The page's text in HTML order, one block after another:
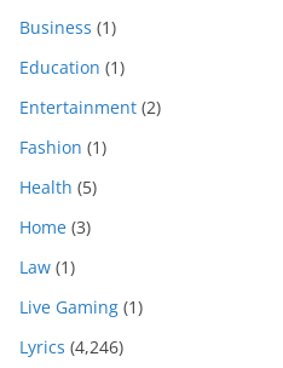
Business (1)
Education (1)
Entertainment (2)
Fashion (1)
Health (5)
Home (3)
Law (1)
Live Gaming (1)
Lyrics (4,246)